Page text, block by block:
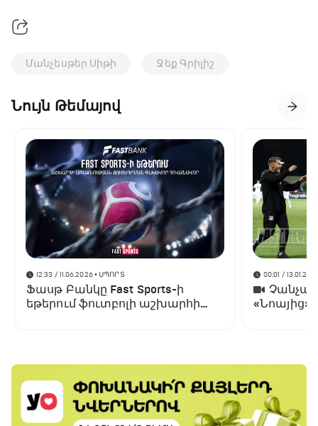
Մանչեսթեր Սիթի Ջեք Գրիլիշ
Նույն Թեմայով
12:33 / 11.06.2026• ՍՊՈՐՏ
Ֆասթ Բանկը Fast Sports-ի
եթերում ֆուտբոլի աշխարհի
00:01 /
«Նոայից»